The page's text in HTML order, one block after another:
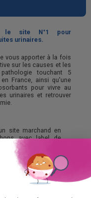
le site N°1 pour
urinaires.
vous apporter à la fois
sur les causes et les
touchant 5
France, ainsi qu'une
pour vivre au
urinaires et retrouver
site marchand en
avec label de